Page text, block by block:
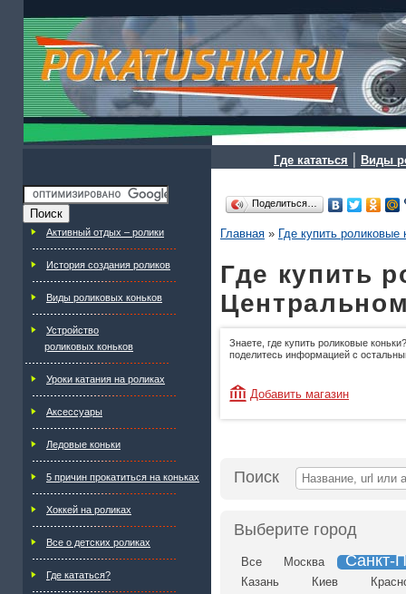
Где кататься | Виды
Активный отдых – ролики
История создания роликов
Виды роликовых коньков
Устройство
роликовых коньков
Уроки катания на роликах
Аксессуары
Ледовые коньки
5 причин прокатиться на коньках
Хоккей на роликах
Все о детских роликах
Где кататься?
Поделиться…
Главная » Где купить роликовые
Где купить
Знаете, где купить роликовые
поделитесь информацией с
Добавить магазин
Поиск
Выберите город
Все Москва Санкт-
Казань Киев